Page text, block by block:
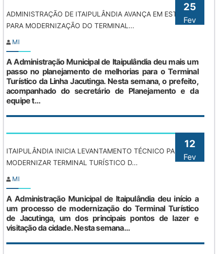
25
Fev
ADMINISTRAÇÃO DE ITAIPULÂNDIA AVANÇA EM ESTUDOS
PARA MODERNIZAÇÃO DO TERMINAL...
MI
A Administração Municipal de Itaipulândia deu mais um
passo no planejamento de melhorias para o Terminal
Turístico da Linha Jacutinga. Nesta semana, o prefeito,
acompanhado do secretário de Planejamento e da
equipe t...
12
Fev
ITAIPULÂNDIA INICIA LEVANTAMENTO TÉCNICO PARA
MODERNIZAR TERMINAL TURÍSTICO D...
MI
A Administração Municipal de Itaipulândia deu início a
um processo de modernização do Terminal Turístico
de Jacutinga, um dos principais pontos de lazer e
visitação da cidade. Nesta semana...